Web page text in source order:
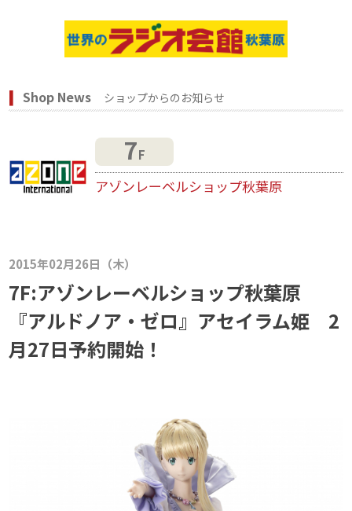
Shop News ショップからのお知らせ
7F
アゾンレーベルショップ秋葉原
2015年02月26日（木）
7F:アゾンレーベルショップ秋葉原
『アルドノア・ゼロ』アセイラム姫 2
月27日予約開始！